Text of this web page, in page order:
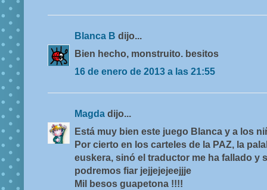
Blanca B dijo...
Bien hecho, monstruito. besitos
16 de enero de 2013 a las 21:55
Magda dijo...
Está muy bien este juego Blanca y a los
Por cierto en los carteles de la PAZ, la
euskera, sinó el traductor me ha fallado y
podremos fiar jejjejejeejjje
Mil besos guapetona !!!!